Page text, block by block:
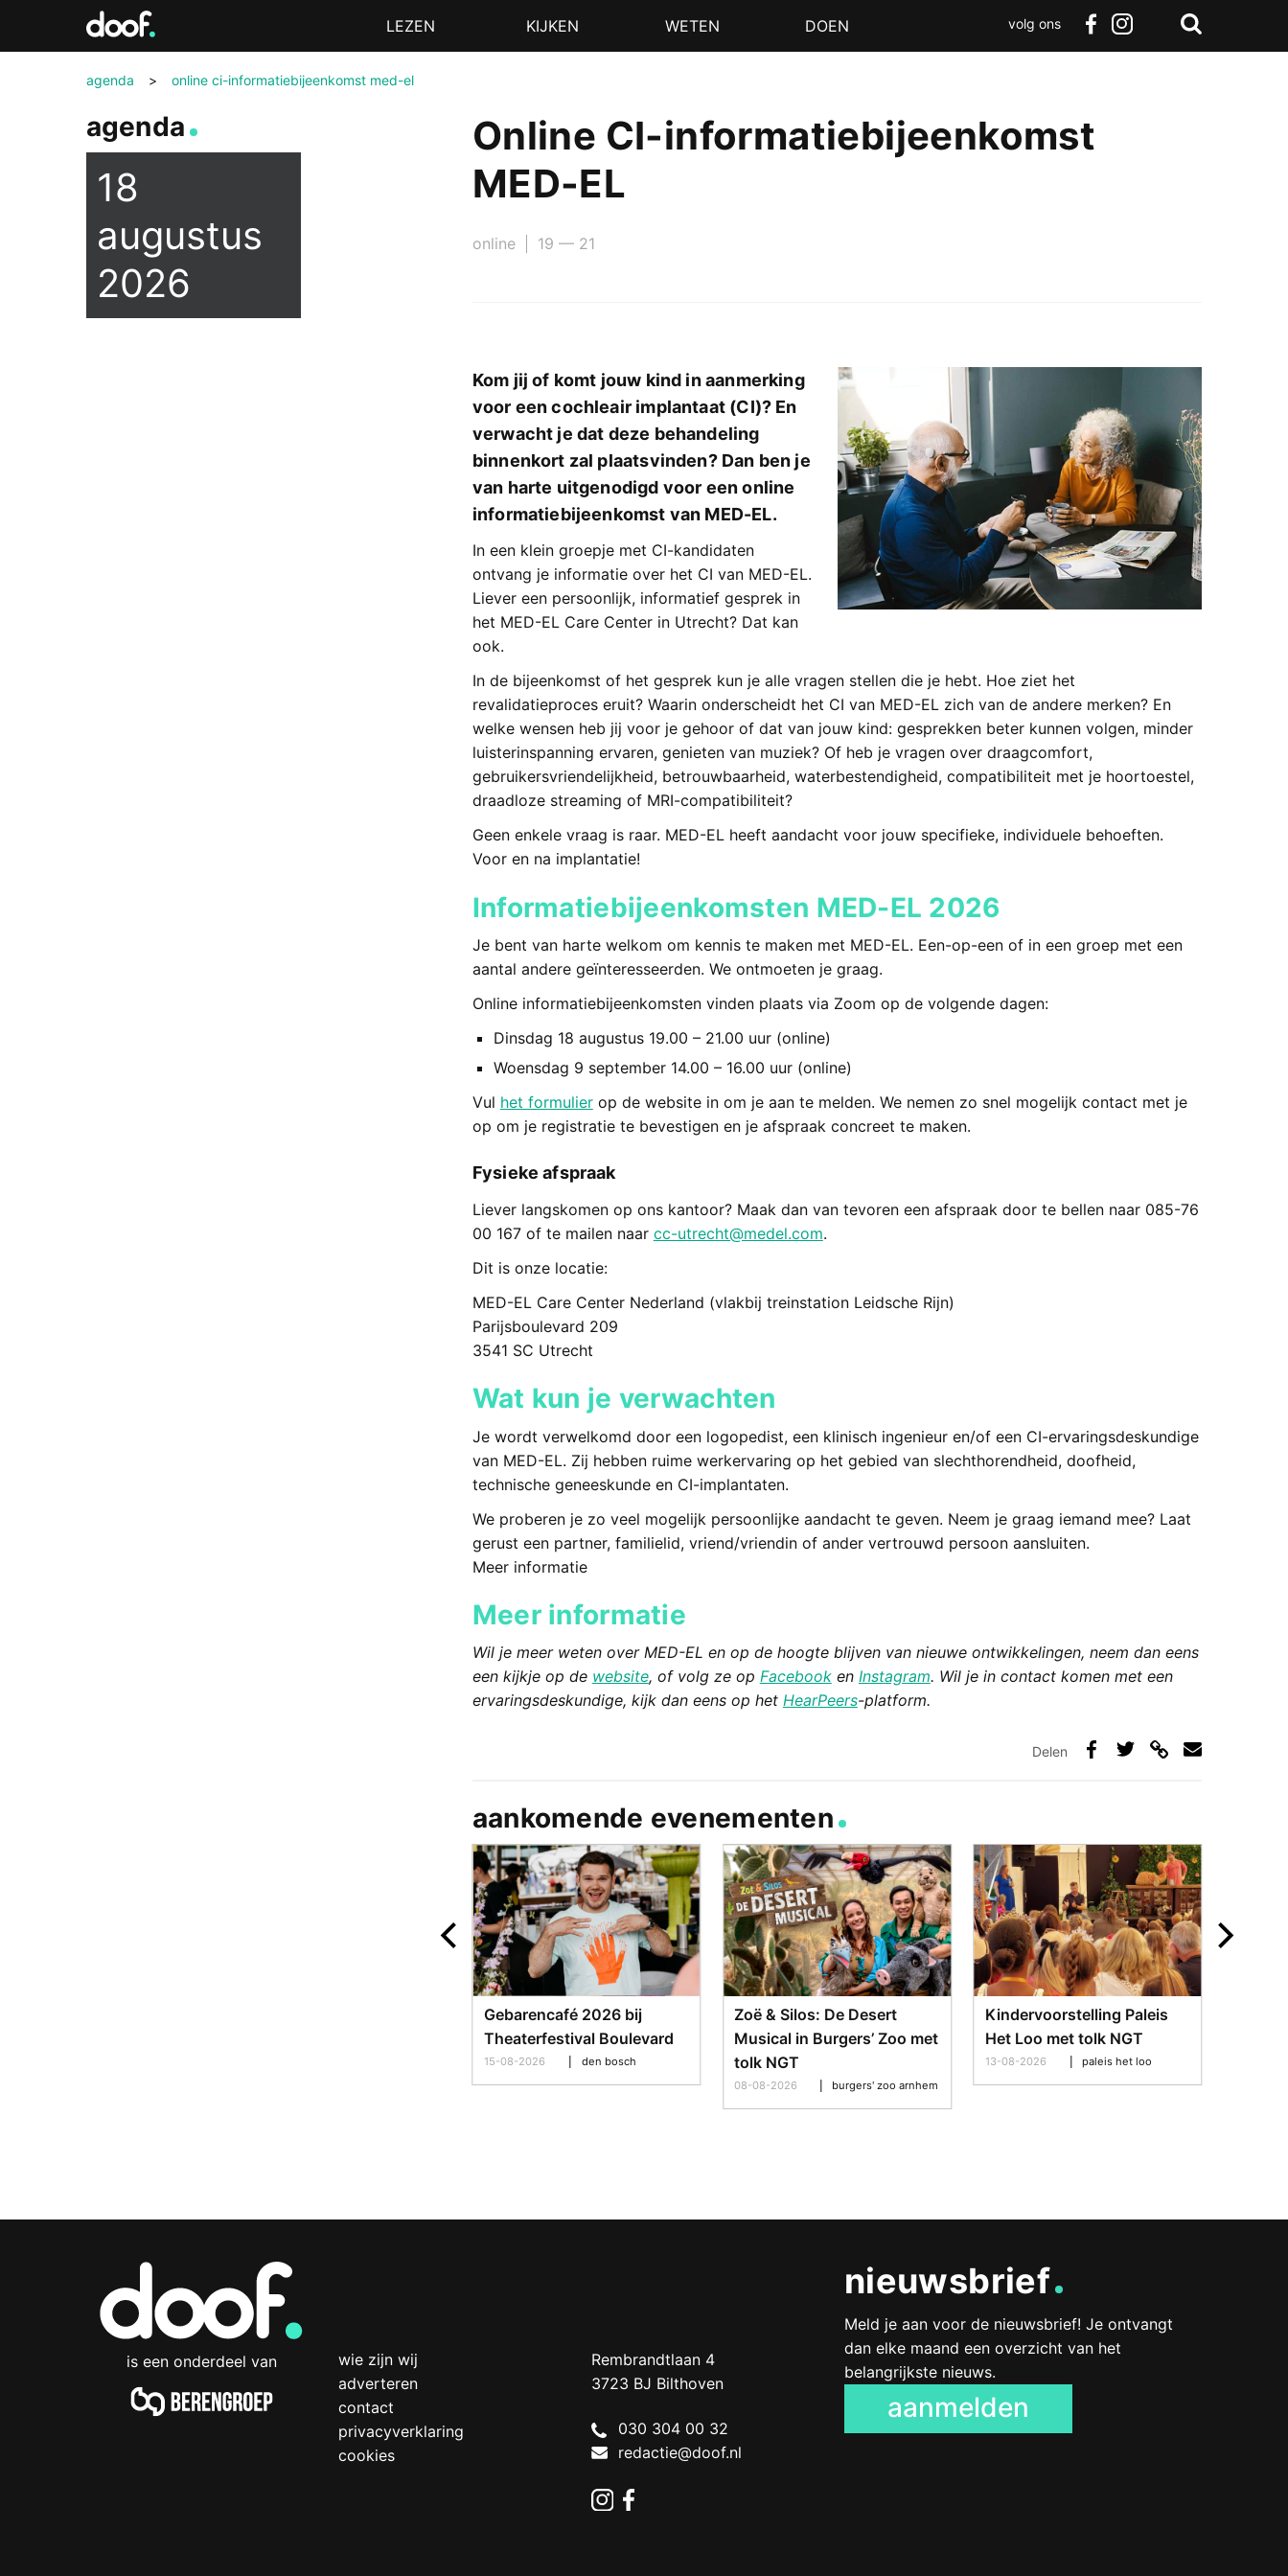
MenuLEZEN KIJKEN WETEN DOEN
volg ons
agenda > online ci-informatiebijeenkomst med-el
Online CI-informatiebijeenkomst
MED-EL
online 19 — 21
Kom jij of komt jouw kind in aanmerking
voor een cochleair implantaat (CI)? En
verwacht je dat deze behandeling
binnenkort zal plaatsvinden? Dan ben je
van harte uitgenodigd voor een online
informatiebijeenkomst van MED-EL.
In een klein groepje met CI-kandidaten
ontvang je informatie over het CI van MED-EL.
Liever een persoonlijk, informatief gesprek in
het MED-EL Care Center in Utrecht? Dat kan
ook.
In de bijeenkomst of het gesprek kun je alle vragen stellen die je hebt. Hoe ziet het
revalidatieproces eruit? Waarin onderscheidt het CI van MED-EL zich van de andere merken? En
welke wensen heb jij voor je gehoor of dat van jouw kind: gesprekken beter kunnen volgen, minder
luisterinspanning ervaren, genieten van muziek? Of heb je vragen over draagcomfort,
gebruikersvriendelijkheid, betrouwbaarheid, waterbestendigheid, compatibiliteit met je hoortoestel,
draadloze streaming of MRI-compatibiliteit?
Geen enkele vraag is raar. MED-EL heeft aandacht voor jouw specifieke, individuele behoeften.
Voor en na implantatie!
Informatiebijeenkomsten MED-EL 2026
Je bent van harte welkom om kennis te maken met MED-EL. Een-op-een of in een groep met een
aantal andere geïnteresseerden. We ontmoeten je graag.
Online informatiebijeenkomsten vinden plaats via Zoom op de volgende dagen:
Dinsdag 18 augustus 19.00 – 21.00 uur (online)
Woensdag 9 september 14.00 – 16.00 uur (online)
Vul het formulierop de website in om je aan te melden. We nemen zo snel mogelijk contact met je
op om je registratie te bevestigen en je afspraak concreet te maken.
Fysieke afspraak
Liever langskomen op ons kantoor? Maak dan van tevoren een afspraak door te bellen naar 085-76
00 167 of te mailen naar cc-utrecht@medel.com.
Dit is onze locatie:
MED-EL Care Center Nederland (vlakbij treinstation Leidsche Rijn)
Parijsboulevard 209
3541 SC Utrecht
Wat kun je verwachten
Je wordt verwelkomd door een logopedist, een klinisch ingenieur en/of een CI-ervaringsdeskundige
van MED-EL. Zij hebben ruime werkervaring op het gebied van slechthorendheid, doofheid,
technische geneeskunde en CI-implantaten.
We proberen je zo veel mogelijk persoonlijke aandacht te geven. Neem je graag iemand mee? Laat
gerust een partner, familielid, vriend/vriendin of ander vertrouwd persoon aansluiten.
Meer informatie
Meer informatie
Wil je meer weten over MED-EL en op de hoogte blijven van nieuwe ontwikkelingen, neem dan eens
een kijkje op de website, of volg ze op Facebooken Instagram. Wil je in contact komen met een
ervaringsdeskundige, kijk dan eens op het HearPeers-platform.
Delen
mail
aankomende evenementen
Zoë & Silos: De Desert
Musical in Burgers’ Zoo met
tolk NGT
08-08-2026 burgers' zoo arnhem
Kindervoorstelling Paleis
Het Loo met tolk NGT
13-08-2026 paleis het loo
Gebarencafé 2026 bij
Theaterfestival Boulevard
15-08-2026 den bosch
agenda
18
augustus
2026
Doof.nl
Zoeken
Terug
is een onderdeel van
wie zijn wij
adverteren
contact
privacyverklaring
cookies
Doof.nl
work
Rembrandtlaan 4
3723 BJ Bilthoven
Netherlands
030 304 00 32
redactie@doof.nl
nieuwsbrief
Meld je aan voor de nieuwsbrief! Je ontvangt
dan elke maand een overzicht van het
belangrijkste nieuws.
aanmelden